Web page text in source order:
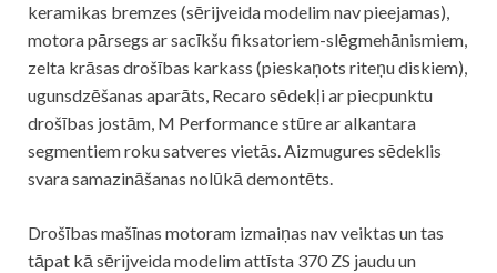
keramikas bremzes (sērijveida modelim nav pieejamas),
motora pārsegs ar sacīkšu fiksatoriem-slēgmehānismiem,
zelta krāsas drošības karkass (pieskaņots riteņu diskiem),
ugunsdzēšanas aparāts, Recaro sēdekļi ar piecpunktu
drošības jostām, M Performance stūre ar alkantara
segmentiem roku satveres vietās. Aizmugures sēdeklis
svara samazināšanas nolūkā demontēts.
Drošības mašīnas motoram izmaiņas nav veiktas un tas
tāpat kā sērijveida modelim attīsta 370 ZS jaudu un